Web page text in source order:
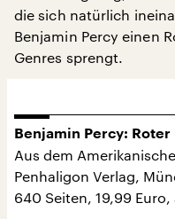
die sich natürlich
Benjamin Percy einen
Genres sprengt.
Benjamin Percy: Roter
Aus dem
Penhaligon Verlag,
640 Seiten, 19,99